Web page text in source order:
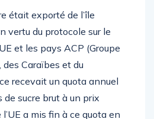
était exporté de l’île
vertu du protocole sur le
et les pays ACP (Groupe
des Caraïbes et du
recevait un quota annuel
sucre brut à un prix
a mis fin à ce quota en